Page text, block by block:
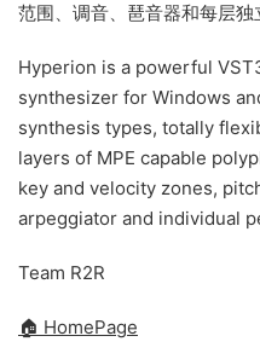
范围、调音、琶音器和每层独
Hyperion is a powerful
synthesizer for Windows
synthesis types, totally
layers of MPE capable
key and velocity zones,
arpeggiator and individual
Team R2R
🏠 HomePage